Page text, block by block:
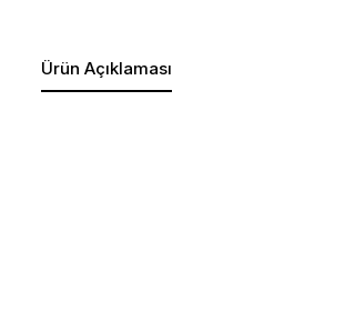
Ürün Açıklaması